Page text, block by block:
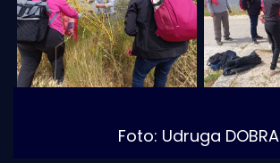
Foto: Udruga DOBRA